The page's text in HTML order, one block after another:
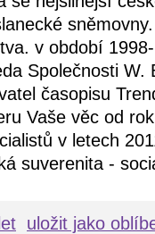
v období
Společnosti W.
časopisu
Vaše věc od
v letech
suverenita -
uložit jako